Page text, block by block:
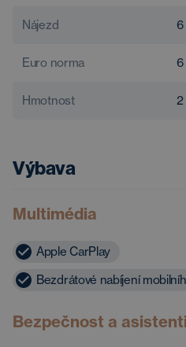
Nájezd
Euro norma 6
Hmotnost 2
Výbava
Multimédia
Apple CarPlay
Bezdrátové nabíjení
Bezpečnost a asistenti